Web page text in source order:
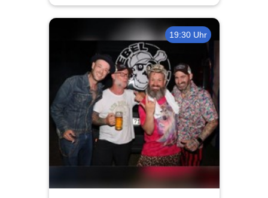
19:30 Uhr